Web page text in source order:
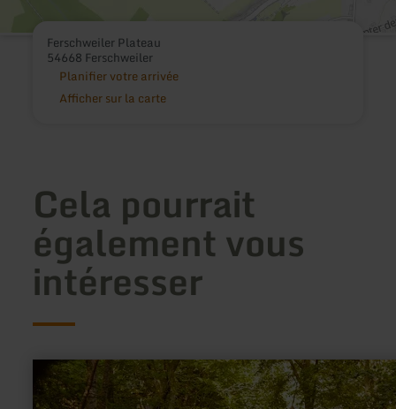
Ferschweiler Plateau
54668 Ferschweiler
Planifier votre arrivée
Afficher sur la carte
Cela pourrait
également vous
intéresser
savoir
plus